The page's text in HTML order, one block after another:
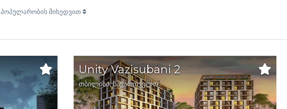
პოპულარობის მიხედვით
Unity Vazisubani 2
თბილისი,საქართველო